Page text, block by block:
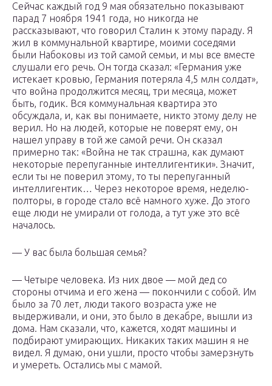
Сейчас каждый год 9 мая обязательно показывают
парад 7 ноября 1941 года, но никогда не
рассказывают, что говорил Сталин к этому параду. Я
жил в коммунальной квартире, моими соседями
были Набоковы из той самой семьи, и мы все вместе
слушали его речь. Он тогда сказал: «Германия уже
истекает кровью, Германия потеряла 4,5 млн солдат»,
что война продолжится месяц, три месяца, может
быть, годик. Вся коммунальная квартира это
обсуждала, и, как вы понимаете, никто этому делу не
верил. Но на людей, которые не поверят ему, он
нашел управу в той же самой речи. Он сказал
примерно так: «Война не так страшна, как думают
некоторые перепуганные интеллигентики». Значит,
если ты не поверил этому, то ты перепуганный
интеллигентик… Через некоторое время, неделю-
полторы, в городе стало всё намного хуже. До этого
еще люди не умирали от голода, а тут уже это всё
началось.
— У вас была большая семья?
— Четыре человека. Из них двое — мой дед со
стороны отчима и его жена — покончили с собой. Им
было за 70 лет, люди такого возраста уже не
выдерживали, и они, это было в декабре, вышли из
дома. Нам сказали, что, кажется, ходят машины и
подбирают умирающих. Никаких таких машин я не
видел. Я думаю, они ушли, просто чтобы замерзнуть
и умереть. Остались мы с мамой.